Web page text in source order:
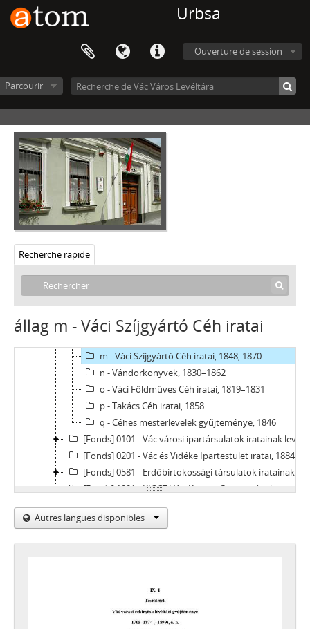
Urbsa
Ouverture de session
Parcourir
Recherche rapide
állag m - Váci Szíjgyártó Céh iratai
V - MEZŐVÁROSOK, RENDEZETT TANÁCSÚ VÁROSOK, KÖZSÉGEK, 1612–1952
VIII - TANINTÉZETEK, INTÉZMÉNYEK, 1773–2006
IX - TESTÜLETEK, 1705–1970
[Fonds] 0001 - Vác városi céhiratok levéltári gyűjteménye, 1705–1899
a - Váci Asztalos Céh iratai, 1743–1872
b - Váci Ács Céh iratai, 1767–1882
c - Váci Csizmadia Céh iratai, 1726 - 1889
d - Váci Hentes Céh iratai, 1828–1872
e - Váci Kerékgyártó Céh iratai, 1705 - 1863
h - Váci Magyar Szabó Céh iratai, 1809 - 1878
j - Váci Molnár Céh iratai, 1772 - 1869
k - Váci Német Szabó Céh iratai, 1738 - 1878
l - Váci Német Varga Céh iratai, 1728-1899
m - Váci Szíjgyártó Céh iratai, 1848, 1870
n - Vándorkönyvek, 1830–1862
o - Váci Földműves Céh iratai, 1819–1831
p - Takács Céh iratai, 1858
q - Céhes mesterlevelek gyűjteménye, 1846
[Fonds] 0101 - Vác városi ipartársulatok iratainak levéltári gyűjteménye, 1872–1893
[Fonds] 0201 - Vác és Vidéke Ipartestület iratai, 1884 - 1950
[Fonds] 0581 - Erdőbirtokossági társulatok iratainak levéltári gyűjteménye, 1943–1964
[Fonds] 1001 - KIOSZ Váci Körzeti Csoportjának iratai, 1950–1970
X - EGYESÜLETEK, (TÖMEG)SZERVEZETEK, PÁRTOK, 1821–2002
XI - GAZDASÁGI SZERVEK, 1876–1956
XV - GYŰJTEMÉNYEK, 1074–2016
XVI - A NÉPKÖZTÁRSASÁG ÉS A TANÁCSKÖZTÁRSASÁG FORRADALMI SZERVEI, 1919
XVII - NÉPHATALMI ÉS KÜLÖNLEGES FELADATOKRA LÉTREJÖTT BIZOTTSÁGOK, 1945–1990
Autres langues disponibles